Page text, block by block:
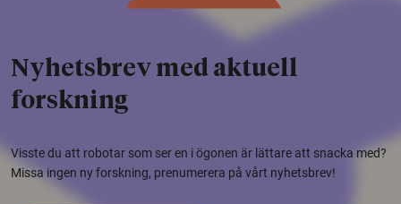
Nyhetsbrev med aktuell
forskning
Visste du att robotar som ser en i ögonen är lättare att snacka med?
Missa ingen ny forskning, prenumerera på vårt nyhetsbrev!